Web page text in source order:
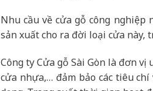
Nhu cầu về cửa gỗ công nghiệp
sản xuất cho ra đời loại cửa này,
Công ty Cửa gỗ Sài Gòn là đơn
cửa nhựa,… đảm bảo các tiêu